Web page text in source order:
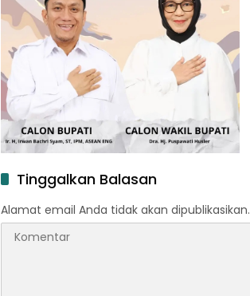
Tinggalkan Balasan
Alamat email Anda tidak akan dipublikasikan.